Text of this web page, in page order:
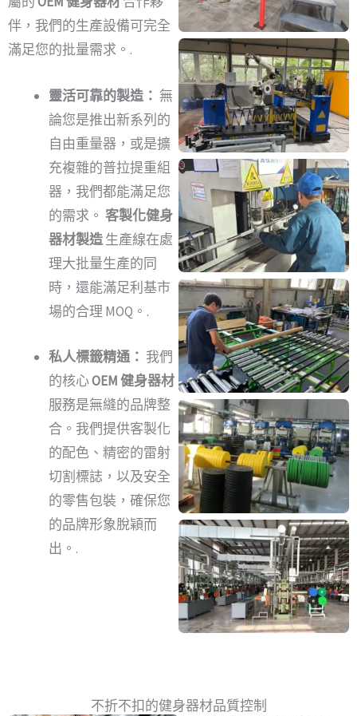
伴，我們的生產設備可完全
滿足您的批量需求。.
靈活可靠的製造： 無
論您是推出新系列的
自由重量器，或是擴
充複雜的普拉提重組
器，我們都能滿足您
的需求。 客製化健身
器材製造生產線在處
理大批量生產的同
時，還能滿足利基市
場的合理 MOQ。.
私人標籤精通： 我們
的核心OEM 健身器材
服務是無縫的品牌整
合。我們提供客製化
的配色、精密的雷射
切割標誌，以及安全
的零售包裝，確保您
的品牌形象脫穎而
出。.
不折不扣的健身器材品質控制